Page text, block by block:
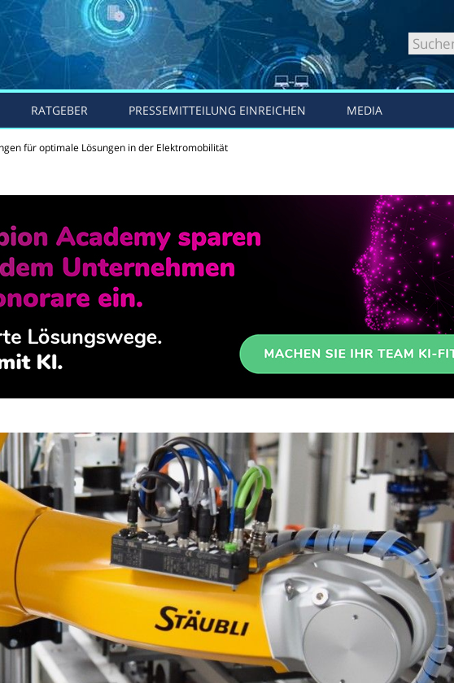
RATGEBER PRESSEMITTEILUNG EINREICHEN MEDIA
für optimale Lösungen in der Elektromobilität